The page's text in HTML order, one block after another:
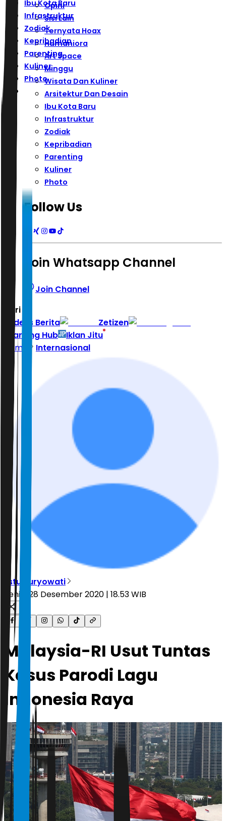
Ibu Kota Baru
Infrastruktur
Zodiak
Kepribadian
Parenting
Kuliner
Photo
Opini
Sisi Lain
Ternyata Hoax
Humaniora
Art Space
Minggu
Wisata Dan Kuliner
Arsitektur Dan Desain
Ibu Kota Baru
Infrastruktur
Zodiak
Kepribadian
Parenting
Kuliner
Photo
Follow Us
Join Whatsapp Channel
Join Channel
Hari ini
Indeks Berita
Zetizen
Learning Hub
Iklan Jitu
Home
Internasional
Estu Suryowati
Senin, 28 Desember 2020 | 18.53 WIB
Malaysia-RI Usut Tuntas
Kasus Parodi Lagu
Indonesia Raya